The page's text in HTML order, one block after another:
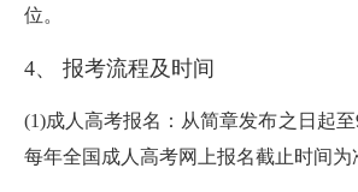
位。
4、 报考流程及时间
(1)成人高考报名：从简章发布之日起
每年全国成人高考网上报名截止时间为